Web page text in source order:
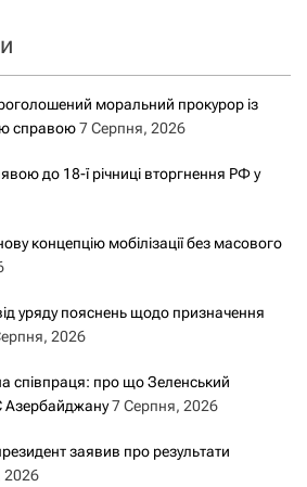
моральний прокурор із
справою7 Серпня, 2026
до 18-ї річниці вторгнення РФ у
концепцію мобілізації без масового
уряду пояснень щодо призначення
2026
співпраця: про що Зеленський
Азербайджану7 Серпня, 2026
заявив про результати
2026